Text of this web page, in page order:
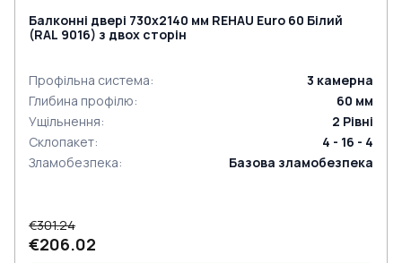
Балконні двері 730x2140 мм REHAU Euro 60 Білий
(RAL 9016) з двох сторін
Профільна система: 3 камерна
Глибина профілю: 60 мм
Ущільнення: 2 Рівні
Склопакет:
4 - 16 - 4
Зламобезпека: Базова зламобезпека
€301.24
€206.02